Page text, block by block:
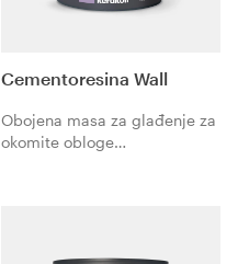
Cementoresina Wall
Obojena masa za glađenje za
okomite obloge